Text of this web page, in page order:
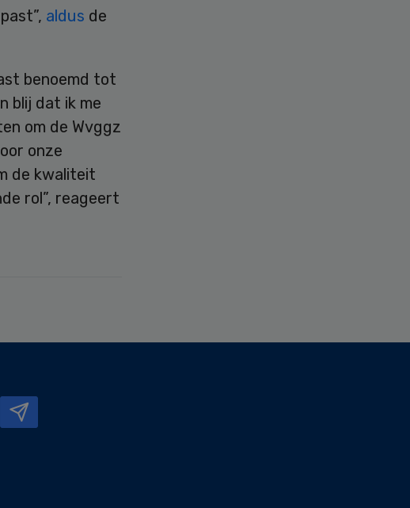
aldus de
benoemd tot
blij dat ik me
om de Wvggz
onze
de kwaliteit
rol”, reageert